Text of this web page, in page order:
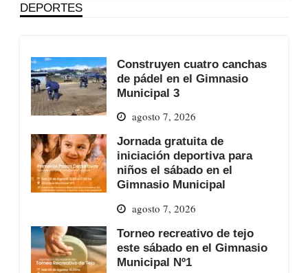
DEPORTES
Construyen cuatro canchas
de pádel en el Gimnasio
Municipal 3
agosto 7, 2026
Jornada gratuita de
iniciación deportiva para
niños el sábado en el
Gimnasio Municipal
agosto 7, 2026
Torneo recreativo de tejo
este sábado en el Gimnasio
Municipal Nº1